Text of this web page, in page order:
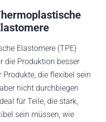
Elastomere (TPE)
die Produktion besser
Produkte, die flexibel sein
nicht durchbiegen
für Teile, die stark,
sein müssen, wie